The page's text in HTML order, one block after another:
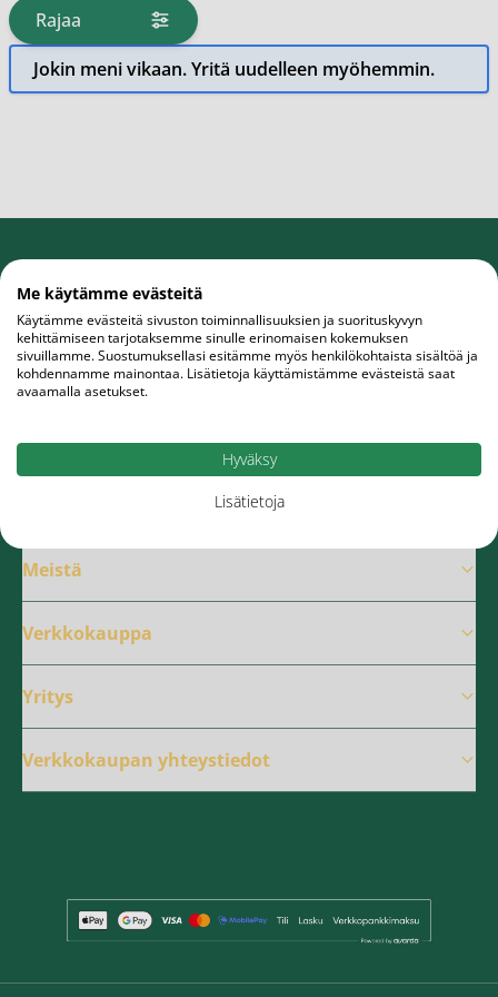
Rajaa
tuotteita
Jokin meni vikaan. Yritä uudelleen myöhemmin.
Tilaa uutiskirje, saat rahanarvoisen edun
ensiostokseesi.
Tilaa
Meistä
Verkkokauppa
Yritys
Verkkokaupan yhteystiedot
Me käytämme evästeitä
Käytämme evästeitä sivuston toiminnallisuuksien ja suorituskyvyn
kehittämiseen tarjotaksemme sinulle erinomaisen kokemuksen
sivuillamme. Suostumuksellasi esitämme myös henkilökohtaista sisältöä ja
kohdennamme mainontaa. Lisätietoja käyttämistämme evästeistä saat
avaamalla asetukset.
Hyväksy
Lisätietoja